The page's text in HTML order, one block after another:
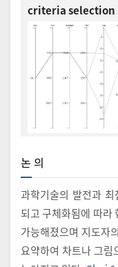
criteria selection
논 의
과학기술의 발전과
되고 구체화됨에 따라
가능해졌으며 지도자
요약하여 차트나 그